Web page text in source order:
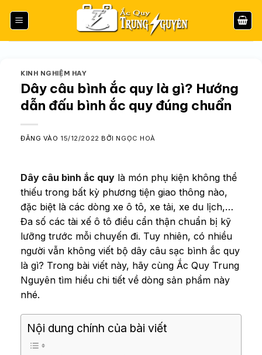
qua
KINH NGHIỆM HAY
Dây câu bình ắc quy là gì? Hướng
dẫn đấu bình ắc quy đúng chuẩn
ĐĂNG VÀO 15/12/2022 BỞI NGỌC HOÀ
Dây câu bình ắc quy là món phụ kiện không thể
thiếu trong bất kỳ phương tiện giao thông nào,
đặc biệt là các dòng xe ô tô, xe tải, xe du lịch,…
Đa số các tài xế ô tô điều cẩn thận chuẩn bị kỹ
lưỡng trước mỗi chuyến đi. Tuy nhiên, có nhiều
người vẫn không viết bộ dây câu sạc bình ắc quy
là gì? Trong bài viết này, hãy cùng Ắc Quy Trung
Nguyên tìm hiểu chi tiết về dòng sản phẩm này
nhé.
Nội dung chính của bài viết